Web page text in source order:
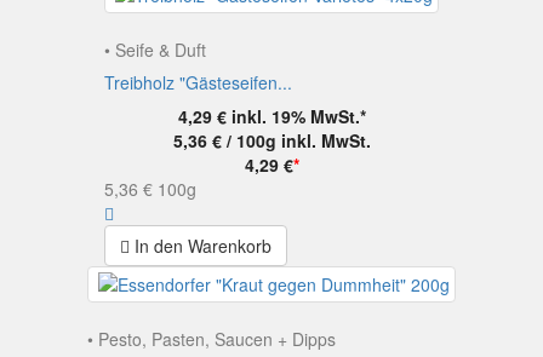
• Seife & Duft
Treibholz "Gästeseifen...
4,29 € inkl. 19% MwSt.*
5,36 € / 100g inkl. MwSt.
4,29 €*
5,36 € 100g
In den Warenkorb
• Pesto, Pasten, Saucen + Dipps